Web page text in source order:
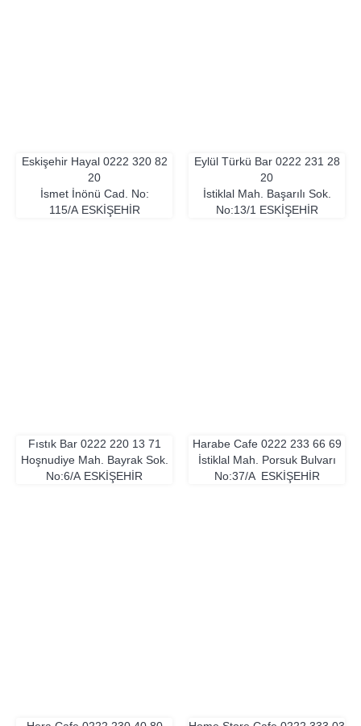
Eskişehir Hayal 0222 320 82
20
İsmet İnönü Cad. No:
115/A ESKIŞEHIR
Eylül Türkü Bar 0222 231 28
20
İstiklal Mah. Başarılı Sok.
No:13/1 ESKIŞEHIR
Fıstık Bar 0222 220 13 71
Hoşnudiye Mah. Bayrak Sok.
No:6/A ESKIŞEHIR
Harabe Cafe 0222 233 66 69
İstiklal Mah. Porsuk Bulvarı
No:37/A ESKIŞEHIR